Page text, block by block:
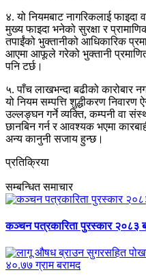
४. यो नियमबाट नागरिकलाई फाइदा
मुख्य फाइदा भनेको सुरक्षा र
तपाईंको भुक्तानीको आधिकारिक
आएमा आफूले गरेको भुक्तानी
पनि टर्छ।
५. पाँच लाखभन्दा बढीको कारोबार
यो नियम सम्पत्ति शुद्धीकरण
उल्लङ्घन गर्ने व्यक्ति, कम्पनी वा
छानबिन गर्न र आवश्यक भएमा
अन्य कानुनी सजाय हुन्छ।
प्रतिक्रिया
सम्बन्धित समाचार
कञ्चन पत्रकारिता पुरस्कार २०८३